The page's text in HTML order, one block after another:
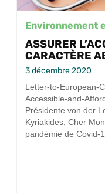
Environnement
ASSURER
CARACTÈRE
3 décembre 2020
Letter-to-European-
Accessible-and-
Présidente von der
Kyriakides, Cher
pandémie de Covid-